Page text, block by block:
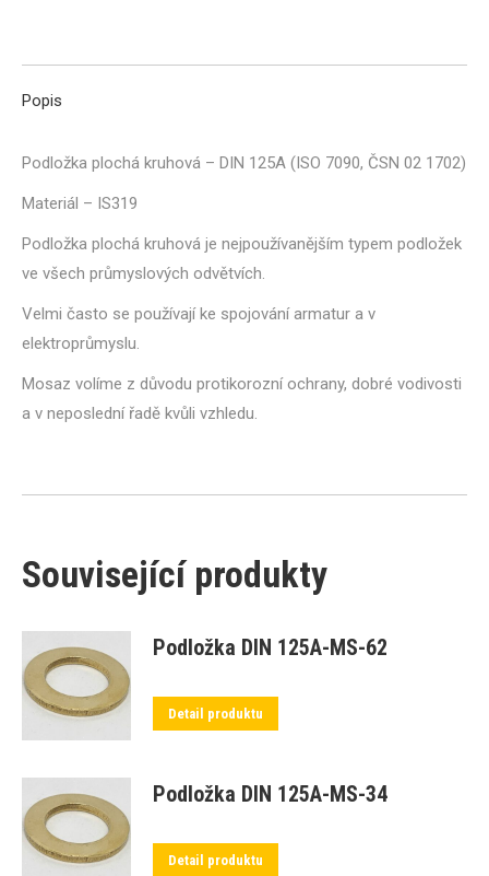
Popis
Podložka plochá kruhová – DIN 125A (ISO 7090, ČSN 02 1702)
Materiál – IS319
Podložka plochá kruhová je nejpoužívanějším typem podložek
ve všech průmyslových odvětvích.
Velmi často se používají ke spojování armatur a v
elektroprůmyslu.
Mosaz volíme z důvodu protikorozní ochrany, dobré vodivosti
a v neposlední řadě kvůli vzhledu.
Související produkty
Podložka DIN 125A-MS-62
Detail produktu
Podložka DIN 125A-MS-34
Detail produktu